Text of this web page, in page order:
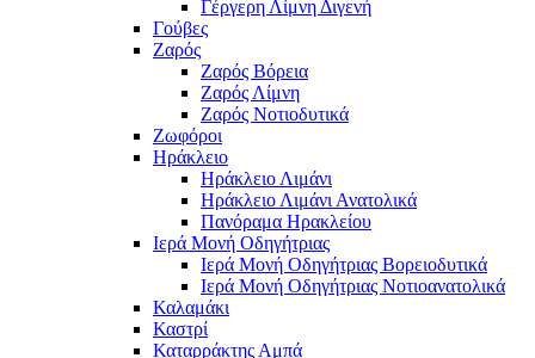
Γέργερη Λίμνη Διγενή
Γούβες
Ζαρός
Ζαρός Βόρεια
Ζαρός Λίμνη
Ζαρός Νοτιοδυτικά
Ζωφόροι
Ηράκλειο
Ηράκλειο Λιμάνι
Ηράκλειο Λιμάνι Ανατολικά
Πανόραμα Ηρακλείου
Ιερά Μονή Οδηγήτριας
Ιερά Μονή Οδηγήτριας Βορειοδυτικά
Ιερά Μονή Οδηγήτριας Νοτιοανατολικά
Καλαμάκι
Καστρί
Καταρράκτης Αμπά